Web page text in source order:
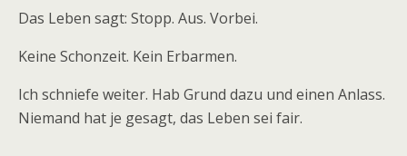
Das Leben sagt: Stopp. Aus. Vorbei.
Keine Schonzeit. Kein Erbarmen.
Ich schniefe weiter. Hab Grund dazu und einen Anlass.
Niemand hat je gesagt, das Leben sei fair.